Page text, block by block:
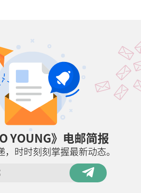
YOUNG》电邮简报
时时刻刻掌握最新动态。